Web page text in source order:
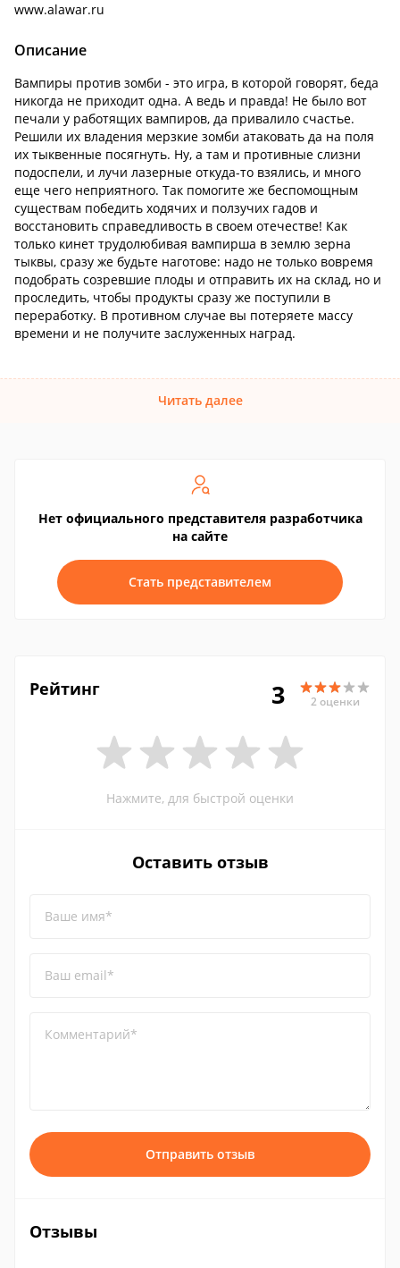
www.alawar.ru
Описание
Вампиры против зомби - это игра, в которой говорят, беда
никогда не приходит одна. А ведь и правда! Не было вот
печали у работящих вампиров, да привалило счастье.
Решили их владения мерзкие зомби атаковать да на поля
их тыквенные посягнуть. Ну, а там и противные слизни
подоспели, и лучи лазерные откуда-то взялись, и много
еще чего неприятного. Так помогите же беспомощным
существам победить ходячих и ползучих гадов и
восстановить справедливость в своем отечестве! Как
только кинет трудолюбивая вампирша в землю зерна
тыквы, сразу же будьте наготове: надо не только вовремя
подобрать созревшие плоды и отправить их на склад, но и
проследить, чтобы продукты сразу же поступили в
переработку. В противном случае вы потеряете массу
времени и не получите заслуженных наград.
Читать далее
Нет официального представителя разработчика
на сайте
Стать представителем
Рейтинг 3 2 оценки
Нажмите, для быстрой оценки
Оставить отзыв
Ваше имя*
Ваш email*
Комментарий*
Отправить отзыв
Отзывы